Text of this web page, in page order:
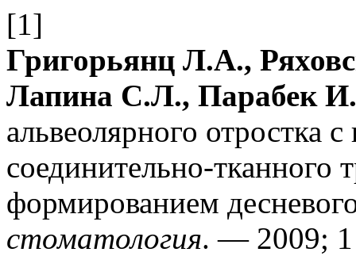
[1]
Григорьянц Л.А.,
Лапина С.Л., Парабек
альвеолярного отростка
соединительно-тканного
формированием
стоматология. — 2009;